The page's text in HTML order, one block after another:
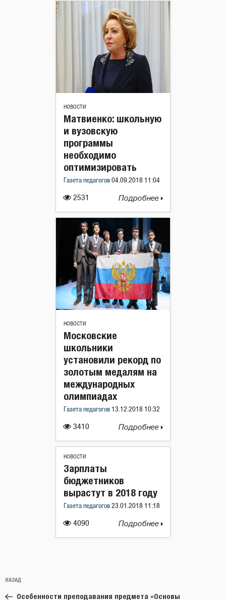
НОВОСТИ
2531
Матвиенко: школьную
и вузовскую
программы
необходимо
оптимизировать
Газета педагогов 04.09.2018 11:04
Подробнее
НОВОСТИ
3410
Московские
школьники
установили рекорд по
золотым медалям на
международных
олимпиадах
Газета педагогов 13.12.2018 10:32
Подробнее
НОВОСТИ
4090
Зарплаты
бюджетников
вырастут в 2018 году
Газета педагогов 23.01.2018 11:18
Подробнее
по
записям
Предыдущая
запись:
НАЗАД
Особенности преподавания предмета «Основы